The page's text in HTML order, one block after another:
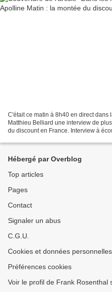
C'était ce matin à 8h40 en direct
Matthieu Belliard une interview de
du discount en France. Interview à
Hébergé par Overblog
Top articles
Pages
Contact
Signaler un abus
C.G.U.
Cookies et données personnelles
Préférences cookies
Voir le profil de Frank Rosenthal